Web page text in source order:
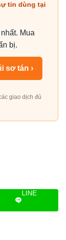
tin dùng tại
Mua
bị.
sơ tán ›
giao dịch đủ
LINE